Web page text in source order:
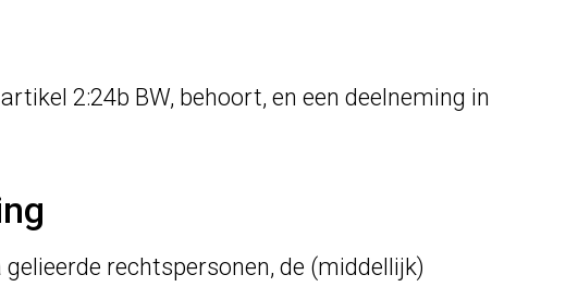
2:24b BW, behoort, en een deelneming in
rechtspersonen, de (middellijk)